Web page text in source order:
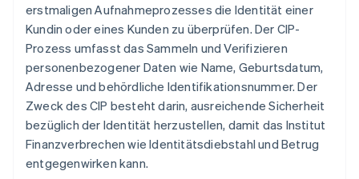
erstmaligen Aufnahmeprozesses die Identität einer
Kundin oder eines Kunden zu überprüfen. Der CIP-
Prozess umfasst das Sammeln und Verifizieren
personenbezogener Daten wie Name, Geburtsdatum,
Adresse und behördliche Identifikationsnummer. Der
Zweck des CIP besteht darin, ausreichende Sicherheit
bezüglich der Identität herzustellen, damit das Institut
Finanzverbrechen wie Identitätsdiebstahl und Betrug
entgegenwirken kann.